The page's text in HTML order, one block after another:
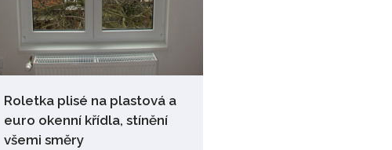
Roletka plisé na plastová a
euro okenní křídla, stínění
všemi směry